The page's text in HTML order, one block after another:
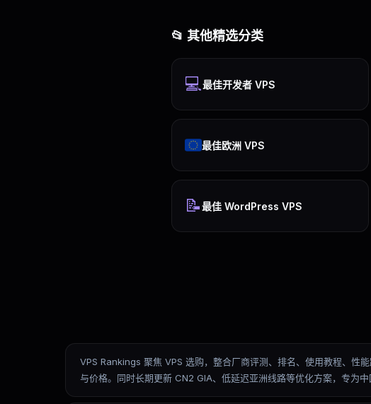
📂 其他精选分类
💻最佳开发者 VPS
最佳欧洲 VPS
📝最佳 WordPress VPS
VPS Rankings 聚焦 VPS 选购，整合厂商评测、排名、使用教程、性
与价格。同时长期更新 CN2 GIA、低延迟亚洲线路等优化方案，专为